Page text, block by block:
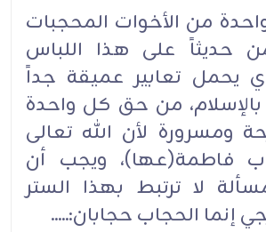
من الأخوات المحجبات
حديثاً على هذا اللباس
يحمل تعابير عميقة جداً
بالإسلام، من حق كل واحدة
ومسرورة لأن الله تعالى
فاطمة(عها)، ويجب أن
لا ترتبط بهذا الستر
إنما الحجاب حجابان:.....